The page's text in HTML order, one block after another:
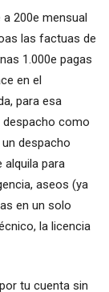
200e mensual
las factuas de
1.000e pagas
en el
para esa
despacho como
despacho
para
aseos (ya
en un solo
la licencia
tu cuenta sin